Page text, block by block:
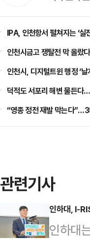
IPA, 인천항서 펼쳐지는 ‘
인천시금고 쟁탈전 막 올랐
인천시, 디지털트윈 행정 ‘
덕적도 서포리 해변 물든다
“영종 정전 재발 막는다
관련기사
인하대, I-
인하대